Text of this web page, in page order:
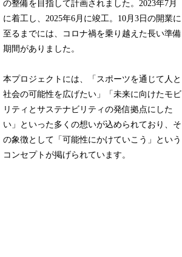
の整備を目指して計画されました。2023年7月
に着工し、2025年6月に竣工。10月3日の開業に
至るまでには、コロナ禍を乗り越えた長い準備
期間がありました。
本プロジェクトには、「スポーツを通じて人と
社会の可能性を広げたい」「未来に向けたモビ
リティとサステナビリティの発信拠点にした
い」といった多くの想いが込められており、そ
の象徴として「可能性にかけていこう」という
コンセプトが掲げられています。